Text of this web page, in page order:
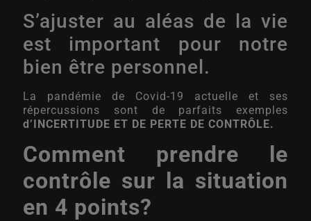
S’ajuster au aléas de la vie
est important pour notre
bien être personnel.
La pandémie de Covid-19 actuelle et ses
répercussions sont de parfaits exemples
d’INCERTITUDE ET DE PERTE DE CONTRÔLE.
Comment prendre le
contrôle sur la situation
en 4 points?